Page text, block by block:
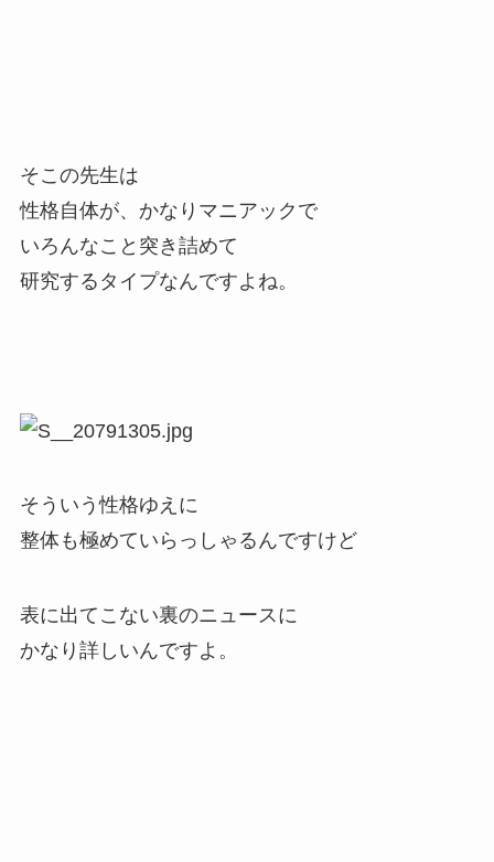
そこの先生は
性格自体が、かなりマニアックで
いろんなこと突き詰めて
研究するタイプなんですよね。
そういう性格ゆえに
整体も極めていらっしゃるんですけど
表に出てこない裏のニュースに
かなり詳しいんですよ。